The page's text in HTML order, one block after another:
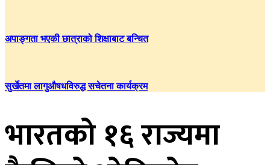
अपाङ्गता भएकी छात्राको शिक्षाबाट बन्चित
सुर्खेतमा लागुऔषधविरुद्ध सचेतना कार्यक्रम
भारतको १६ राज्यमा